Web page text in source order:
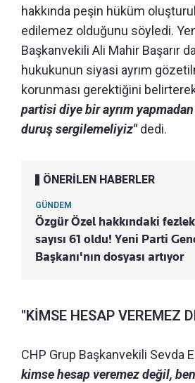
hakkında peşin hüküm
edilemez olduğunu söyledi.
Başkanvekili Ali Mahir Başarır
hukukunun siyasi ayrım
korunması gerektiğini
partisi diye bir ayrım
duruş sergilemeliyiz"dedi.
ÖNERİLEN HABERLER
GÜNDEM
Özgür Özel hakkındaki
sayısı 61 oldu! Yeni Parti
Başkanı'nın dosyası artıyor
"KİMSE HESAP VEREMEZ
CHP Grup Başkanvekili Sevda
kimse hesap veremez değil,